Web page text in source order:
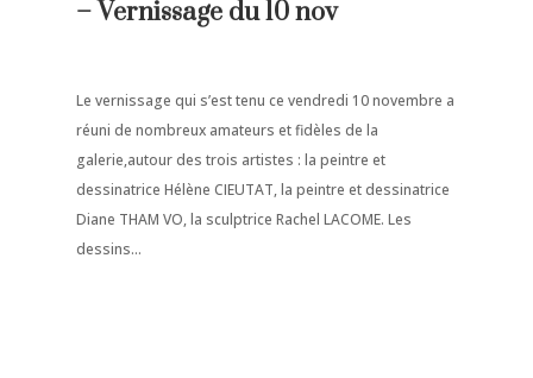
– Vernissage du 10 nov
Le vernissage qui s’est tenu ce vendredi 10 novembre a
réuni de nombreux amateurs et fidèles de la
galerie,autour des trois artistes : la peintre et
dessinatrice Hélène CIEUTAT, la peintre et dessinatrice
Diane THAM VO, la sculptrice Rachel LACOME. Les
dessins...